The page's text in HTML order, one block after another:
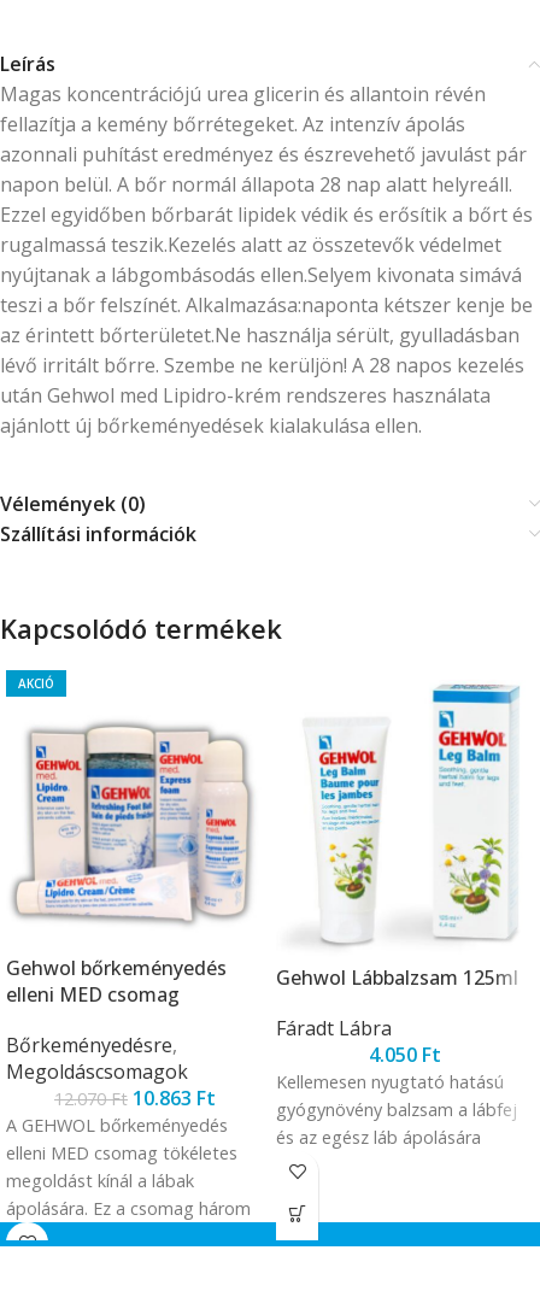
Leírás
Magas koncentrációjú urea glicerin és allantoin révén
fellazítja a kemény bőrrétegeket. Az intenzív ápolás
azonnali puhítást eredményez és észrevehető javulást pár
napon belül. A bőr normál állapota 28 nap alatt helyreáll.
Ezzel egyidőben bőrbarát lipidek védik és erősítik a bőrt és
rugalmassá teszik.Kezelés alatt az összetevők védelmet
nyújtanak a lábgombásodás ellen.Selyem kivonata simává
teszi a bőr felszínét. Alkalmazása:naponta kétszer kenje be
az érintett bőrterületet.Ne használja sérült, gyulladásban
lévő irritált bőrre. Szembe ne kerüljön! A 28 napos kezelés
után Gehwol med Lipidro-krém rendszeres használata
ajánlott új bőrkeményedések kialakulása ellen.
Vélemények (0)
Szállítási információk
Kapcsolódó termékek
AKCIÓ
Gehwol bőrkeményedés
elleni MED csomag
Bőrkeményedésre,
Megoldáscsomagok
12.070Ft 10.863 Ft
A GEHWOL bőrkeményedés
elleni MED csomag tökéletes
megoldást kínál a lábak
ápolására. Ez a csomag három
különleges terméket tartalmaz,
Gehwol Lábbalzsam 125ml
Fáradt Lábra
4.050 Ft
Kellemesen nyugtató hatású
gyógynövény balzsam a lábfej
és az egész láb ápolására